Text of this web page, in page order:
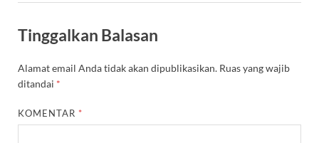
Tinggalkan Balasan
Alamat email Anda tidak akan dipublikasikan. Ruas yang wajib
ditandai *
KOMENTAR *